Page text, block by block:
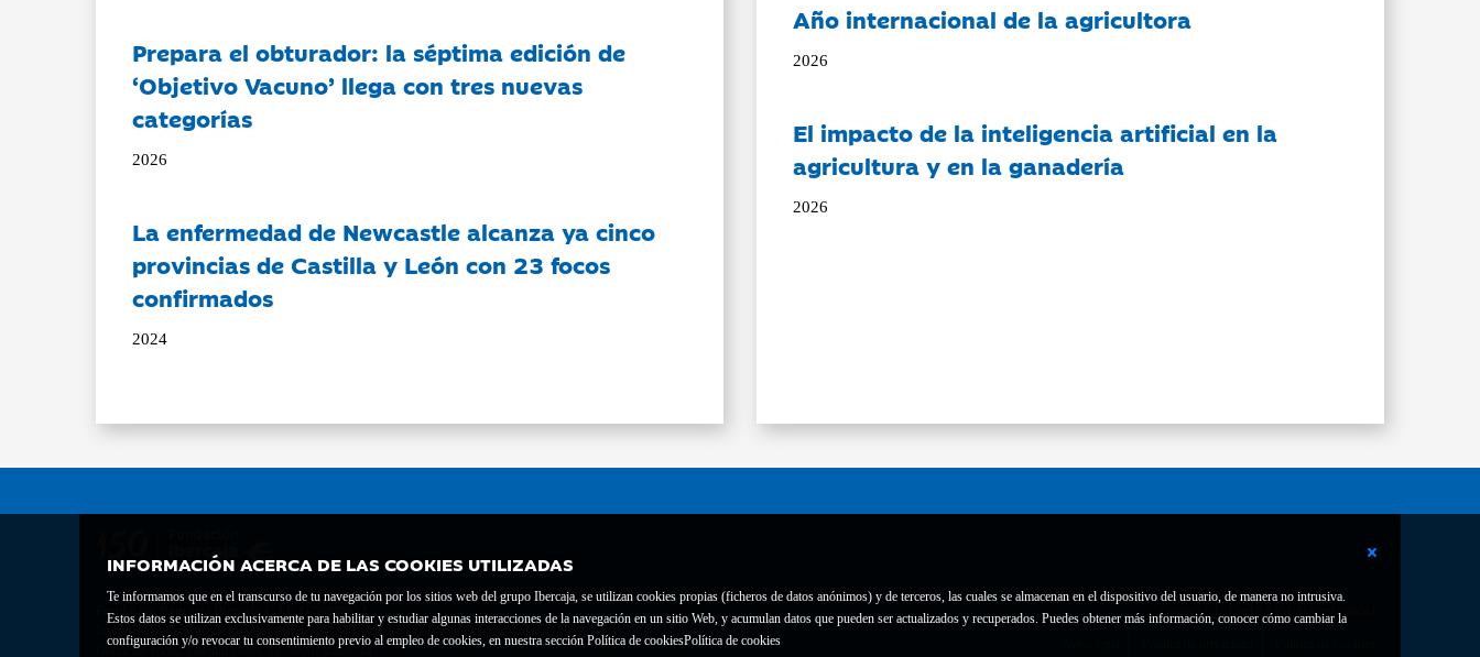
INFORMACIÓN ACERCA DE LAS COOKIES UTILIZADAS
Te informamos que en el transcurso de tu navegación por los sitios web del grupo Ibercaja, se utilizan cookies propias (ficheros de datos anónimos) y de terceros, las cuales se almacenan en el dispositivo del usuario, de manera no intrusiva.
Estos datos se utilizan exclusivamente para habilitar y estudiar algunas interacciones de la navegación en un sitio Web, y acumulan datos que pueden ser actualizados y recuperados. Puedes obtener más información, conocer cómo cambiar la
configuración y/o revocar tu consentimiento previo al empleo de cookies, en nuestra sección Política de cookiesPolítica de cookies
Prepara el obturador: la séptima edición de
‘Objetivo Vacuno’ llega con tres nuevas
categorías
2026
La enfermedad de Newcastle alcanza ya cinco
provincias de Castilla y León con 23 focos
confirmados
2024
Año internacional de la agricultora
2026
El impacto de la inteligencia artificial en la
agricultura y en la ganadería
2026
Fundación Bancaria Ibercaja C.I.F. G-50000652.
Inscrita en el Registro de Fundaciones del Mº de Educación, Cultura y Deporte con el nº 1689.
Domicilio social: Joaquín Costa, 13. 50001 Zaragoza.
Contacto Declaración de accesibilidad